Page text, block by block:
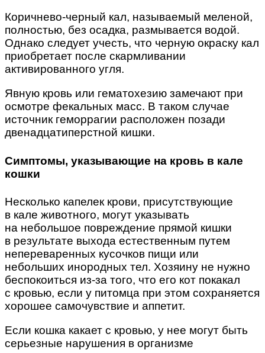
Коричнево-черный кал, называемый меленой,
полностью, без осадка, размывается водой.
Однако следует учесть, что черную окраску кал
приобретает после скармливании
активированного угля.
Явную кровь или гематохезию замечают при
осмотре фекальных масс. В таком случае
источник геморрагии расположен позади
двенадцатиперстной кишки.
Симптомы, указывающие на кровь в кале
кошки
Несколько капелек крови, присутствующие
в кале животного, могут указывать
на небольшое повреждение прямой кишки
в результате выхода естественным путем
непереваренных кусочков пищи или
небольших инородных тел. Хозяину не нужно
беспокоиться из-за того, что его кот покакал
с кровью, если у питомца при этом сохраняется
хорошее самочувствие и аппетит.
Если кошка какает с кровью, у нее могут быть
серьезные нарушения в организме